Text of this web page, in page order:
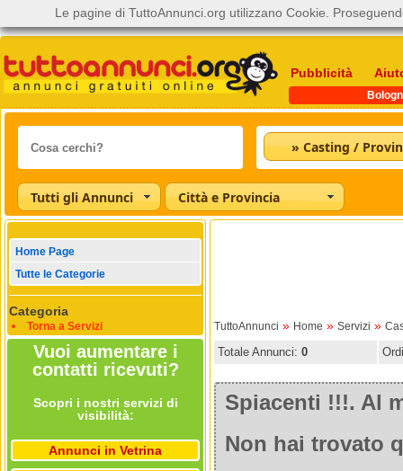
Pubblicità
» Casting /
Tutti gli Annunci Città e Provincia
Home Page
Tutte le Categorie
Categoria
Torna a Servizi
Vuoi aumentare i
contatti ricevuti?
Scopri i nostri servizi di
visibilità:
Annunci in Vetrina
TuttoAnnunci » Home » Servizi »
Totale Annunci: 0
Spiacenti !!!. Al
Non hai trovato
Le pagine di TuttoAnnunci.org utilizzano Cookie.